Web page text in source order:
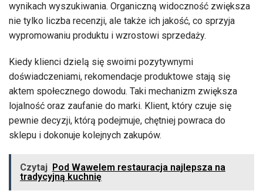
wynikach wyszukiwania. Organiczną widoczność zwiększa
nie tylko liczba recenzji, ale także ich jakość, co sprzyja
wypromowaniu produktu i wzrostowi sprzedaży.
Kiedy klienci dzielą się swoimi pozytywnymi
doświadczeniami, rekomendacje produktowe stają się
aktem społecznego dowodu. Taki mechanizm zwiększa
lojalność oraz zaufanie do marki. Klient, który czuje się
pewnie decyzji, którą podejmuje, chętniej powraca do
sklepu i dokonuje kolejnych zakupów.
Czytaj Pod Wawelem restauracja najlepsza na
tradycyjną kuchnię